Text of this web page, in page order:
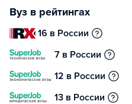
Вуз в рейтингах
16 в России
7 в России
12 в России
13 в России